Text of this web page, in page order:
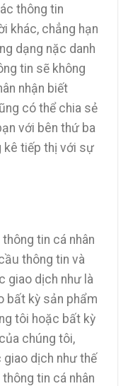
thông tin
khác, chẳng hạn
dạng nặc danh
tin sẽ không
nhận biết
có thể chia sẻ
với bên thứ ba
kê tiếp thị với sự
tin cá nhân
thông tin và
giao dịch như là
bất kỳ sản phẩm
tôi hoặc bất kỳ
chúng tôi,
giao dịch như thế
tin cá nhân